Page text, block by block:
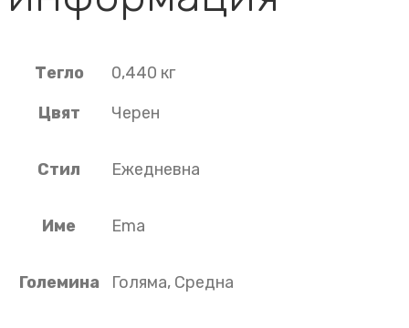
Тегло
0,440 кг
Цвят
Черен
Стил Ежедневна
Име Ema
Големина Голяма, Средна